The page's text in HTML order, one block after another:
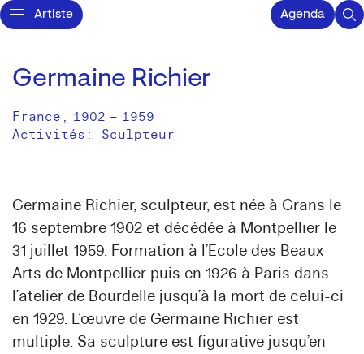
Artiste Agenda
Germaine Richier
France , 1902 – 1959
Activités: Sculpteur
Germaine Richier, sculpteur, est née à Grans le
16 septembre 1902 et décédée à Montpellier le
31 juillet 1959. Formation à l’Ecole des Beaux
Arts de Montpellier puis en 1926 à Paris dans
l’atelier de Bourdelle jusqu’à la mort de celui-ci
en 1929. L’œuvre de Germaine Richier est
multiple. Sa sculpture est figurative jusqu’en